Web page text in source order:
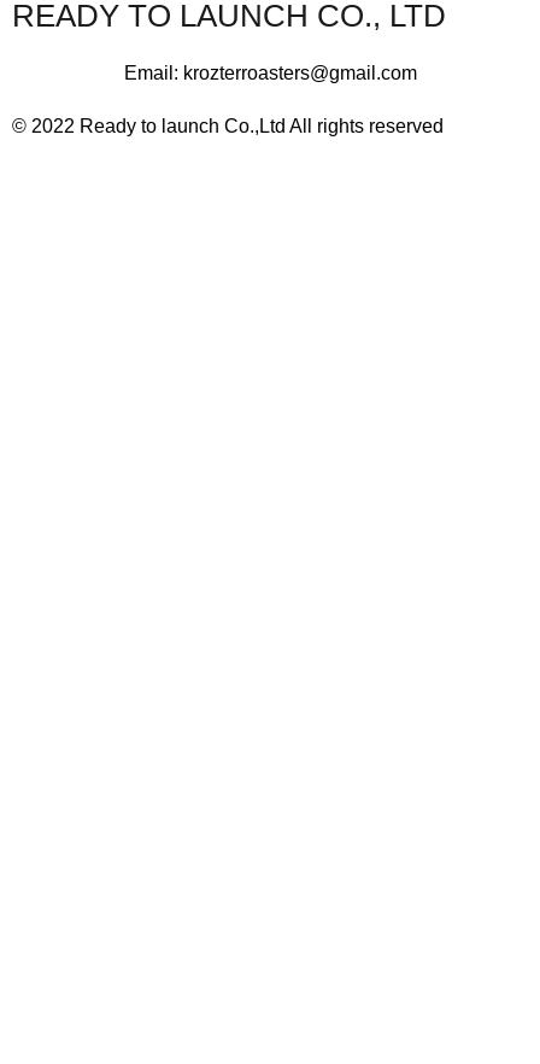
READY TO LAUNCH CO., LTD
Email: krozterroasters@gmail.com
© 2022 Ready to launch Co.,Ltd All rights reserved